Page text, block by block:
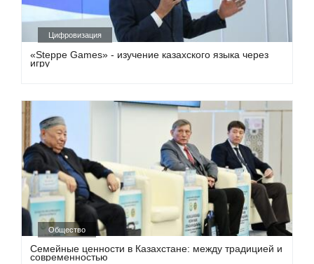
Цифровизация
«Steppe Games» - изучение казахского языка через
игру
Общество
Семейные ценности в Казахстане: между традицией и
современностью